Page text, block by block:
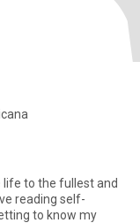
life to the fullest and
to know my